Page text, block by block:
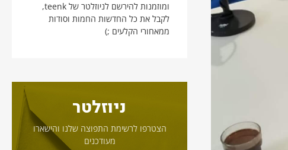
ומוזמנות להירשם לניוזלטר של teenk,
לקבל את כל החדשות החמות וסודות
ממאחורי הקלעים ;)
ניוזלטר
הצטרפו לרשימת התפוצה שלנו והישארו
מעודכנים